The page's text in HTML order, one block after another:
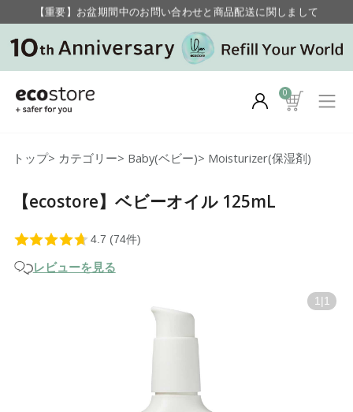
【重要】お盆期間中のお問い合わせと商品配送に関しまして
毎月お得にポイントが貯まる！ “月のポイントアップデー”
0
トップ> カテゴリー> Baby(ベビー)> Moisturizer(保湿剤)
【ecostore】ベビーオイル 125mL
レビューを見る
1 1